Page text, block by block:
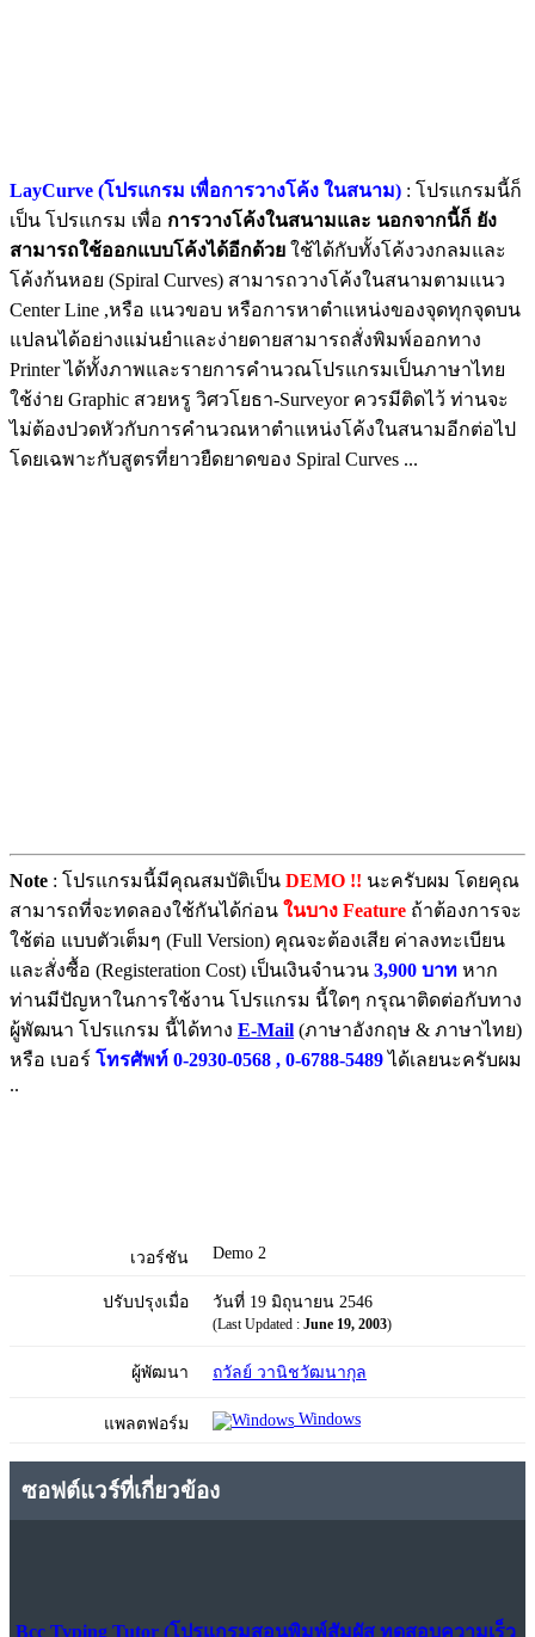
LayCurve (โปรแกรม เพื่อการวางโค้ง ในสนาม) : โปรแกรมนี้ก็
เป็น โปรแกรม เพื่อ การวางโค้งในสนามและ นอกจากนี้ก็ ยัง
สามารถใช้ออกแบบโค้งได้อีกด้วย ใช้ได้กับทั้งโค้งวงกลมและ
โค้งก้นหอย (Spiral Curves) สามารถวางโค้งในสนามตามแนว
Center Line ,หรือ แนวขอบ หรือการหาตำแหน่งของจุดทุกจุดบน
แปลนได้อย่างแม่นยำและง่ายดายสามารถสั่งพิมพ์ออกทาง
Printer ได้ทั้งภาพและรายการคำนวณโปรแกรมเป็นภาษาไทย
ใช้ง่าย Graphic สวยหรู วิศวโยธา-Surveyor ควรมีติดไว้ ท่านจะ
ไม่ต้องปวดหัวกับการคำนวณหาตำแหน่งโค้งในสนามอีกต่อไป
โดยเฉพาะกับสูตรที่ยาวยืดยาดของ Spiral Curves ...
Note : โปรแกรมนี้มีคุณสมบัติเป็น DEMO !! นะครับผม โดยคุณ
สามารถที่จะทดลองใช้กันได้ก่อน ในบาง Feature ถ้าต้องการจะ
ใช้ต่อ แบบตัวเต็มๆ (Full Version) คุณจะต้องเสีย ค่าลงทะเบียน
และสั่งซื้อ (Registeration Cost) เป็นเงินจำนวน 3,900 บาท หาก
ท่านมีปัญหาในการใช้งาน โปรแกรม นี้ใดๆ กรุณาติดต่อกับทาง
ผู้พัฒนา โปรแกรม นี้ได้ทาง E-Mail (ภาษาอังกฤษ & ภาษาไทย)
หรือ เบอร์ โทรศัพท์ 0-2930-0568 , 0-6788-5489 ได้เลยนะครับผม
..
เวอร์ชัน Demo 2
ปรับปรุงเมื่อ วันที่ 19 มิถุนายน 2546
(Last Updated : June 19, 2003)
ผู้พัฒนา ถวัลย์ วานิชวัฒนากุล
แพลตฟอร์ม Windows
ซอฟต์แวร์ที่เกี่ยวข้อง
Bcc Typing Tutor (โปรแกรมสอนพิมพ์สัมผัส ทดสอบความเร็ว